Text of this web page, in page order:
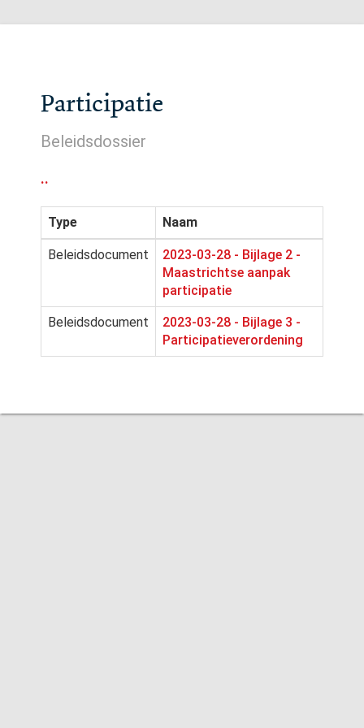
Participatie
Beleidsdossier
..
Type Naam
Beleidsdocument
2023-03-28 - Bijlage 2 -
Maastrichtse aanpak
participatie
Beleidsdocument
2023-03-28 - Bijlage 3 -
Participatieverordening